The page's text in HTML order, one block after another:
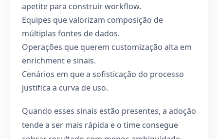
apetite para construir workflow.
Equipes que valorizam composição de
múltiplas fontes de dados.
Operações que querem customização alta em
enrichment e sinais.
Cenários em que a sofisticação do processo
justifica a curva de uso.
Quando esses sinais estão presentes, a adoção
tende a ser mais rápida e o time consegue